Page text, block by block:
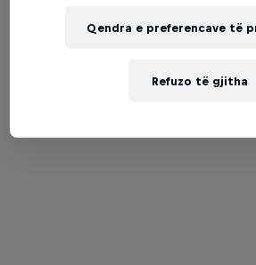
Refuzo të gjitha
Qendra e preferencave të